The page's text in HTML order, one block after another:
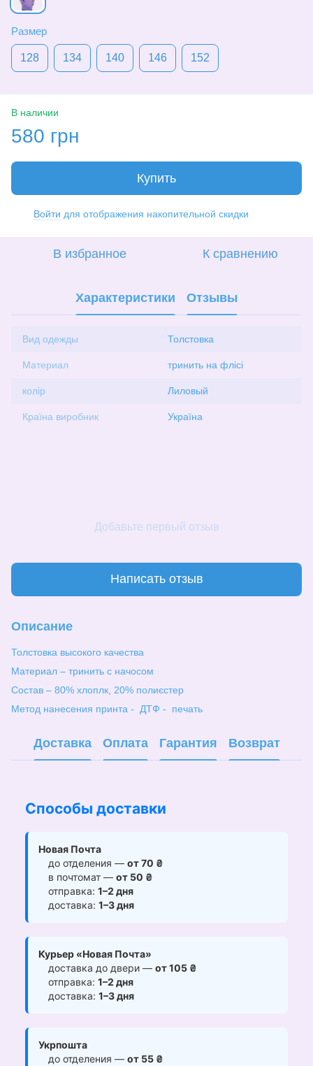
Размер
128 134 140 146 152
В наличии
580 грн
Купить
Войти для отображения накопительной скидки
В избранное К сравнению
Характеристики Отзывы
Вид одежды Толстовка
Материал тринить на флісі
колір Лиловый
Країна виробник Україна
Добавьте первый отзыв
Написать отзыв
Описание
Толстовка высокого качества
Материал – тринить с начосом
Состав – 80% хлоплк, 20% полиєстер
Метод нанесения принта - ДТФ - печать
Доставка Оплата Гарантия Возврат
Способы доставки
Новая Почта
до отделения — от 70 ₴
в почтомат — от 50 ₴
отправка: 1–2 дня
доставка: 1–3 дня
Курьер «Новая Почта»
доставка до двери — от 105 ₴
отправка: 1–2 дня
доставка: 1–3 дня
Укрпошта
до отделения — от 55 ₴